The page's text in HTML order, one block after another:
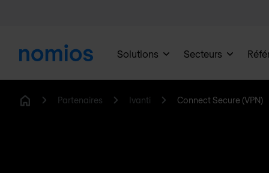
Solutions Secteurs
Partenaires Ivanti Connect Secure (VPN)